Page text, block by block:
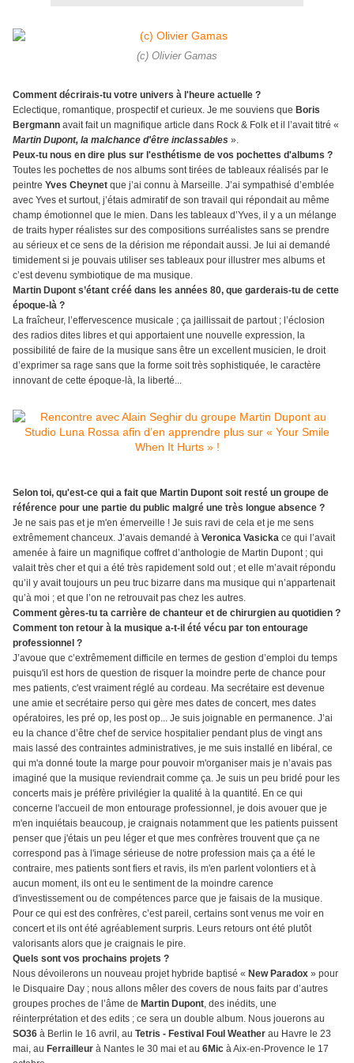
(c) Olivier Gamas
Comment décrirais-tu votre univers à l'heure actuelle ?
Eclectique, romantique, prospectif et curieux. Je me souviens que Boris
Bergmann avait fait un magnifique article dans Rock & Folk et il l’avait titré «
Martin Dupont, la malchance d'être inclassables ».
Peux-tu nous en dire plus sur l'esthétisme de vos pochettes d'albums ?
Toutes les pochettes de nos albums sont tirées de tableaux réalisés par le
peintre Yves Cheynet que j’ai connu à Marseille. J’ai sympathisé d’emblée
avec Yves et surtout, j’étais admiratif de son travail qui répondait au même
champ émotionnel que le mien. Dans les tableaux d’Yves, il y a un mélange
de traits hyper réalistes sur des compositions surréalistes sans se prendre
au sérieux et ce sens de la dérision me répondait aussi. Je lui ai demandé
timidement si je pouvais utiliser ses tableaux pour illustrer mes albums et
c’est devenu symbiotique de ma musique.
Martin Dupont s’étant créé dans les années 80, que garderais-tu de cette
époque-là ?
La fraîcheur, l’effervescence musicale ; ça jaillissait de partout ; l’éclosion
des radios dites libres et qui apportaient une nouvelle expression, la
possibilité de faire de la musique sans être un excellent musicien, le droit
d’exprimer sa rage sans que la forme soit très sophistiquée, le caractère
innovant de cette époque-là, la liberté...
Selon toi, qu'est-ce qui a fait que Martin Dupont soit resté un groupe de
référence pour une partie du public malgré une très longue absence ?
Je ne sais pas et je m'en émerveille ! Je suis ravi de cela et je me sens
extrêmement chanceux. J’avais demandé à Veronica Vasicka ce qui l’avait
amenée à faire un magnifique coffret d’anthologie de Martin Dupont ; qui
valait très cher et qui a été très rapidement sold out ; et elle m’avait répondu
qu’il y avait toujours un peu truc bizarre dans ma musique qui n’appartenait
qu’à moi ; et que l’on ne retrouvait pas chez les autres.
Comment gères-tu ta carrière de chanteur et de chirurgien au quotidien ?
Comment ton retour à la musique a-t-il été vécu par ton entourage
professionnel ?
J’avoue que c’extrêmement difficile en termes de gestion d’emploi du temps
puisqu'il est hors de question de risquer la moindre perte de chance pour
mes patients, c'est vraiment réglé au cordeau. Ma secrétaire est devenue
une amie et secrétaire perso qui gère mes dates de concert, mes dates
opératoires, les pré op, les post op... Je suis joignable en permanence. J’ai
eu la chance d’être chef de service hospitalier pendant plus de vingt ans
mais lassé des contraintes administratives, je me suis installé en libéral, ce
qui m'a donné toute la marge pour pouvoir m'organiser mais je n’avais pas
imaginé que la musique reviendrait comme ça. Je suis un peu bridé pour les
concerts mais je préfère privilégier la qualité à la quantité. En ce qui
concerne l'accueil de mon entourage professionnel, je dois avouer que je
m'en inquiétais beaucoup, je craignais notamment que les patients puissent
penser que j'étais un peu léger et que mes confrères trouvent que ça ne
correspond pas à l'image sérieuse de notre profession mais ça a été le
contraire, mes patients sont fiers et ravis, ils m'en parlent volontiers et à
aucun moment, ils ont eu le sentiment de la moindre carence
d'investissement ou de compétences parce que je faisais de la musique.
Pour ce qui est des confrères, c’est pareil, certains sont venus me voir en
concert et ils ont été agréablement surpris. Leurs retours ont été plutôt
valorisants alors que je craignais le pire.
Quels sont vos prochains projets ?
Nous dévoilerons un nouveau projet hybride baptisé « New Paradox » pour
le Disquaire Day ; nous allons mêler des covers de nous faits par d’autres
groupes proches de l’âme de Martin Dupont, des inédits, une
réinterprétation et des edits ; ce sera un double album. Nous jouerons au
SO36 à Berlin le 16 avril, au Tetris - Festival Foul Weather au Havre le 23
mai, au Ferrailleur à Nantes le 30 mai et au 6Mic à Aix-en-Provence le 17